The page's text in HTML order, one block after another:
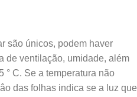
são únicos, podem haver
de ventilação, umidade, além
° C. Se a temperatura não
das folhas indica se a luz que